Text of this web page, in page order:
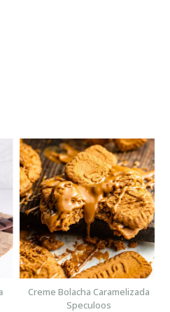
Creme Bolacha Caramelizada
Speculoos